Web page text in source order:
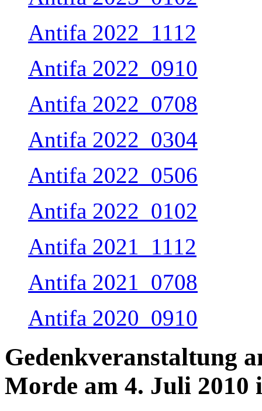
Antifa 2022_1112
Antifa 2022_0910
Antifa 2022_0708
Antifa 2022_0304
Antifa 2022_0506
Antifa 2022_0102
Antifa 2021_1112
Antifa 2021_0708
Antifa 2020_0910
Gedenkveranstaltung
Morde am 4. Juli 2010